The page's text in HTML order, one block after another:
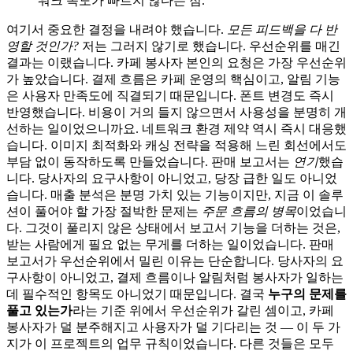
여기서 중요한 결정을 내려야 했습니다. 모든 피드백을 다 반
영할 것인가? 저는 그러지 않기로 했습니다. 우선순위를 매긴
결과는 이랬습니다. 카페 봉사자 본인의 요청은 가장 우선순위
가 높았습니다. 결제 흐름은 카페 운영의 핵심이고, 알림 기능
은 사용자 만족도에 직결되기 때문입니다. 폰트 변경도 즉시
반영했습니다. 비용이 거의 들지 않으면서 사용성을 분명히 개
선하는 일이었으니까요. 네트워크 환경 제약 역시 즉시 대응했
습니다. 이미지 최적화와 캐싱 전략을 적용해 느린 회선에서도
부담 없이 동작하도록 만들었습니다. 판매 보고서는 연기했습
니다. 당사자의 요구사항이 아니었고, 당장 급한 일도 아니었
습니다. 매출 분석은 분명 가치 있는 기능이지만, 지금 이 솔루
션이 풀어야 할 가장 절박한 문제는 주문 흐름의 병목이었습니
다. 그것이 풀리지 않은 상태에서 보고서 기능을 더하는 것은,
받는 사람에게 필요 없는 무게를 더하는 일이었습니다. 판매
보고서가 우선순위에서 밀린 이유는 단순합니다. 당사자의 요
구사항이 아니었고, 결제 흐름이나 알림처럼 봉사자가 일하는
데 필수적인 항목도 아니었기 때문입니다. 결국 누구의 문제를
풀고 있는가라는 기준 위에서 우선순위가 갈린 셈이고, 카페
봉사자가 덜 분주해지고 사용자가 덜 기다리는 것 — 이 두 가
지가 이 프로젝트의 업무 규칙이었습니다. 다른 것들은 모두